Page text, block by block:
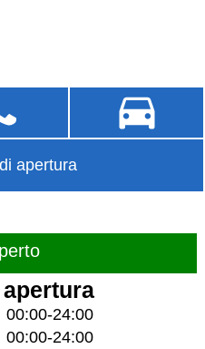
apertura
00:00-24:00
00:00-24:00